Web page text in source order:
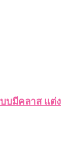
บมีคลาส แต่ง